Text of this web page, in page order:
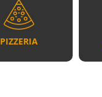
PIZZERIA